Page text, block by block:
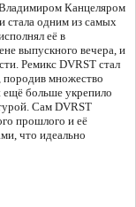
Канцеляром
стала одним из самых
её в
выпускного вечера, и
Ремикс DVRST стал
породив множество
ещё больше укрепило
Сам DVRST
прошлого и её
что идеально